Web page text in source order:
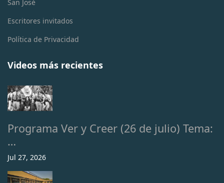
San José
Escritores invitados
Política de Privacidad
Videos más recientes
Programa Ver y Creer (26 de julio) Tema:
…
Jul 27, 2026